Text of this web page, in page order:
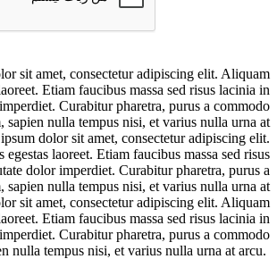
sit amet, consectetur adipiscing elit. Aliquam
Etiam faucibus massa sed risus lacinia in
Curabitur pharetra, purus a commodo
sapien nulla tempus nisi, et varius nulla urna at
dolor sit amet, consectetur adipiscing elit.
laoreet. Etiam faucibus massa sed risus
dolor imperdiet. Curabitur pharetra, purus a
sapien nulla tempus nisi, et varius nulla urna at
sit amet, consectetur adipiscing elit. Aliquam
Etiam faucibus massa sed risus lacinia in
Curabitur pharetra, purus a commodo
nulla tempus nisi, et varius nulla urna at arcu.